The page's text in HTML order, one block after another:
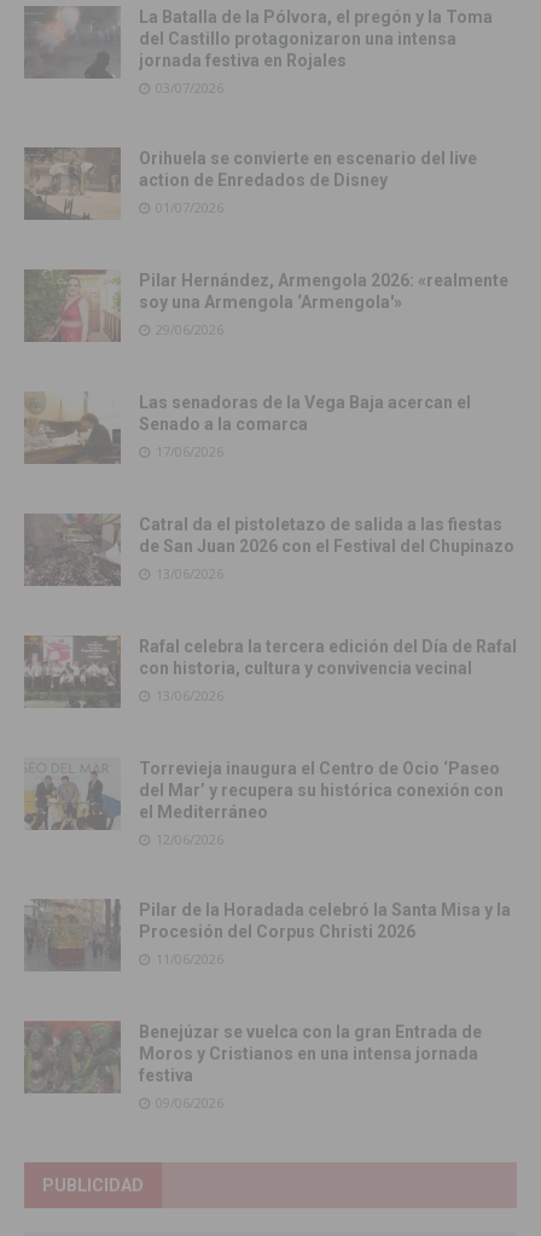
La Batalla de la Pólvora, el pregón y la Toma
del Castillo protagonizaron una intensa
jornada festiva en Rojales
03/07/2026
Orihuela se convierte en escenario del live
action de Enredados de Disney
01/07/2026
Pilar Hernández, Armengola 2026: «realmente
soy una Armengola ‘Armengola'»
29/06/2026
Las senadoras de la Vega Baja acercan el
Senado a la comarca
17/06/2026
Catral da el pistoletazo de salida a las fiestas
de San Juan 2026 con el Festival del Chupinazo
13/06/2026
Rafal celebra la tercera edición del Día de Rafal
con historia, cultura y convivencia vecinal
13/06/2026
Torrevieja inaugura el Centro de Ocio ‘Paseo
del Mar’ y recupera su histórica conexión con
el Mediterráneo
12/06/2026
Pilar de la Horadada celebró la Santa Misa y la
Procesión del Corpus Christi 2026
11/06/2026
Benejúzar se vuelca con la gran Entrada de
Moros y Cristianos en una intensa jornada
festiva
09/06/2026
PUBLICIDAD